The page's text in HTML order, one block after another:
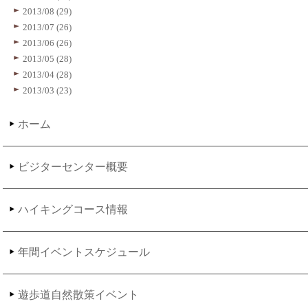
2013/08 (29)
2013/07 (26)
2013/06 (26)
2013/05 (28)
2013/04 (28)
2013/03 (23)
ホーム
ビジターセンター概要
ハイキングコース情報
年間イベントスケジュール
遊歩道自然散策イベント